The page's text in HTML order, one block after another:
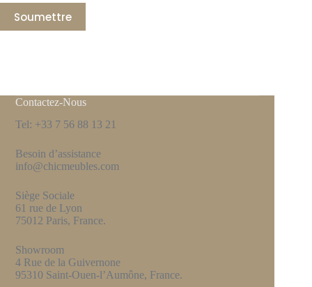
Soumettre
Contactez-Nous
Tel: +33 7 56 88 13 21
Besoin d’assistance
info@chicmeubles.com
Siège Sociale
61 rue de Lyon
75012 Paris, France.
Showroom
4 Rue de la Guivernone
95310 Saint-Ouen-l’Aumône, France.